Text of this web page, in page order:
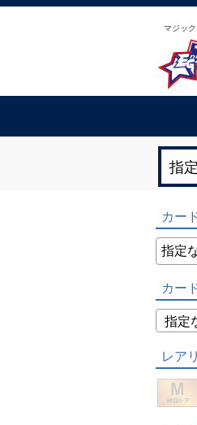
マジッ
カー
カー
レア